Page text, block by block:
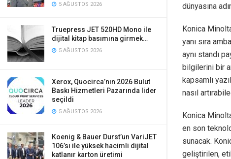
5 AĞUSTOS 2026
Truepress JET 520HD Mono ile
dijital kitap basımına girmek…
5 AĞUSTOS 2026
Xerox, Quocirca’nın 2026 Bulut
Baskı Hizmetleri Pazarında lider
seçildi
5 AĞUSTOS 2026
Koenig & Bauer Durst’un VariJET
106’sı ile yüksek hacimli dijital
katlanır karton üretimi
dünyasına
Konica
yanı sıra
aynı standı
bilgilerini bir
kapsamlı
nasıl
Konica
en son
sunacak.
geliştirilen,